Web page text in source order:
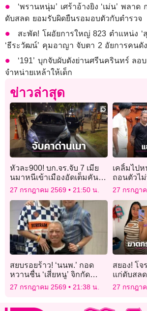
‘พรานหนุ่ม’ เศร้าอ้างยิง ‘เม่น’ พลา
ดับสลด ยอมรับผิดยืนรอมอบตัวกับตำรวจ
สะพัด! โผอัยการใหญ่ 823 ตำแหน่ง ‘
‘ธีระวัฒน์’ คุมอาญา จับตา 2 อัยการคนดั
‘191’ บุกจับผับดังย่านศรีนครินทร์ ลอบ
จำหน่ายเหล้าให้เด็ก
ข่าวล่าสุด
หัวละ900! บก.จร.จับ 7 เมีย
นมาหนีเข้าเมืองอัดเต็มคันรถ
ขับเข้าด่านเป่าเมาขับ
27 กรกฎาคม 2569 21:50 น.
เคลิ้มไปห
ถอนตัวไ
เงินสมัคร
27 กรกฎา
สยบรอยร้าว! ‘นนพ.’ กอด
หวานชื่น ‘เสี่ยหนู’ จิกกัด
สัมพันธ์ร้าวฉานยังกะหน้า
‘แครมบูเล่’
27 กรกฎาคม 2569 21:38 น.
สยอง! โ
แก่ดับสล
ทารก
27 กรกฎา